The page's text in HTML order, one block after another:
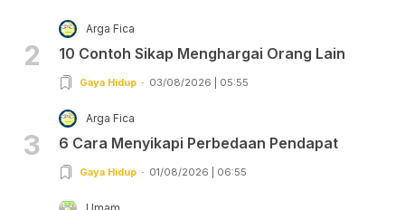
2
Arga Fica
10 Contoh Sikap Menghargai Orang Lain
Gaya Hidup 03/08/2026 | 05:55
3
Arga Fica
6 Cara Menyikapi Perbedaan Pendapat
Gaya Hidup 01/08/2026 | 06:55